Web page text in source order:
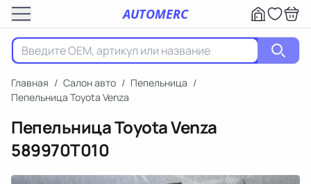
AUTOMERC
Главная / Салон авто / Пепельница /
Пепельница Toyota Venza
Пепельница Toyota Venza
589970T010